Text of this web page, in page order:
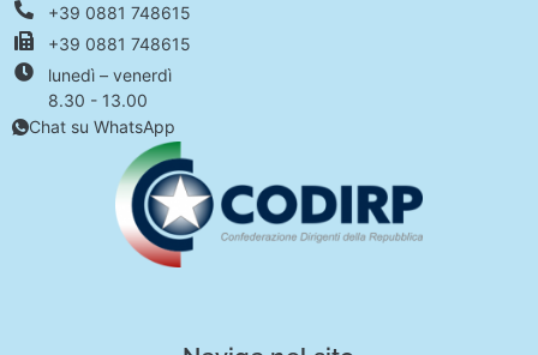
+39 0881 748615
+39 0881 748615
lunedì – venerdì
8.30 - 13.00
Chat su WhatsApp